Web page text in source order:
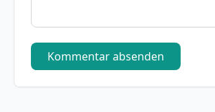
Kommentar absenden